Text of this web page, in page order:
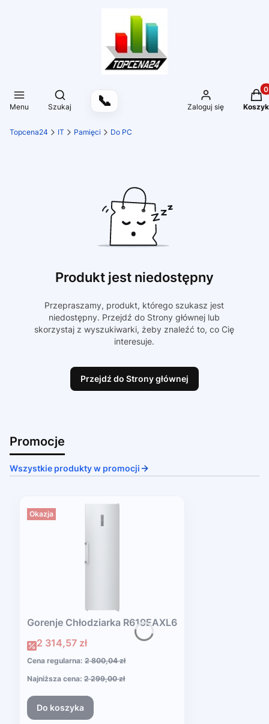
Menu
Otwórz wyszukiwarkę
Szukaj 📞 Zaloguj się Koszyk
Topcena24 IT Pamięci Do PC
Produkt jest niedostępny
Przepraszamy, produkt, którego szukasz jest
niedostępny. Przejdź do Strony głównej lub
skorzystaj z wyszukiwarki, żeby znaleźć to, co Cię
interesuje.
Przejdź do Strony głównej
Promocje
Wszystkie produkty w promocji
Okazja
Gorenje Chłodziarka R619EAXL6
Cena promocyjna
2 314,57 zł
Cena regularna: 2 800,04 zł
Najniższa cena: 2 299,00 zł
Do koszyka